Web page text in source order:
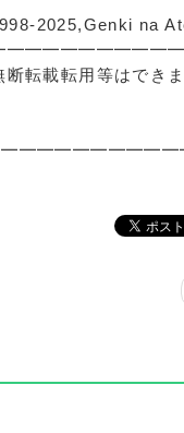
2025,Genki na
転載転用等はでき